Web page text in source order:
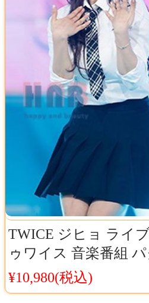
TWICE ジヒョ ライ
ゥワイス 音楽番組
ョ ダンス服 KPOP 制
国 JK
¥10,980(税込)